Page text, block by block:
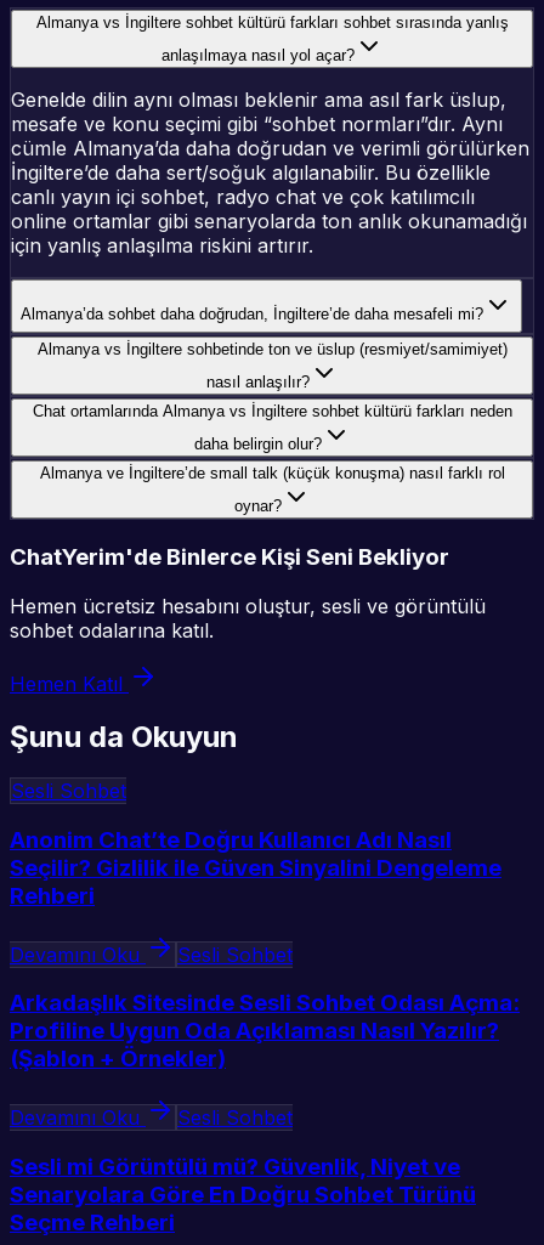
Almanya vs İngiltere sohbet kültürü farkları sohbet sırasında yanlış
anlaşılmaya nasıl yol açar?
Genelde dilin aynı olması beklenir ama asıl fark üslup,
mesafe ve konu seçimi gibi “sohbet normları”dır. Aynı
cümle Almanya’da daha doğrudan ve verimli görülürken
İngiltere’de daha sert/soğuk algılanabilir. Bu özellikle
canlı yayın içi sohbet, radyo chat ve çok katılımcılı
online ortamlar gibi senaryolarda ton anlık okunamadığı
için yanlış anlaşılma riskini artırır.
Almanya’da sohbet daha doğrudan, İngiltere’de daha mesafeli mi?
Almanya vs İngiltere sohbetinde ton ve üslup (resmiyet/samimiyet)
nasıl anlaşılır?
Chat ortamlarında Almanya vs İngiltere sohbet kültürü farkları neden
daha belirgin olur?
Almanya ve İngiltere’de small talk (küçük konuşma) nasıl farklı rol
oynar?
ChatYerim'de Binlerce Kişi Seni Bekliyor
Hemen ücretsiz hesabını oluştur, sesli ve görüntülü
sohbet odalarına katıl.
Hemen Katıl
Şunu da Okuyun
Sesli Sohbet
Anonim Chat’te Doğru Kullanıcı Adı Nasıl
Seçilir? Gizlilik ile Güven Sinyalini Dengeleme
Rehberi
Devamını Oku Sesli Sohbet
Arkadaşlık Sitesinde Sesli Sohbet Odası Açma:
Profiline Uygun Oda Açıklaması Nasıl Yazılır?
(Şablon + Örnekler)
Devamını Oku Sesli Sohbet
Sesli mi Görüntülü mü? Güvenlik, Niyet ve
Senaryolara Göre En Doğru Sohbet Türünü
Seçme Rehberi